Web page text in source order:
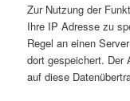
Zur Nutzung der
Ihre IP Adresse zu
Regel an einen
dort gespeichert. Der
auf diese